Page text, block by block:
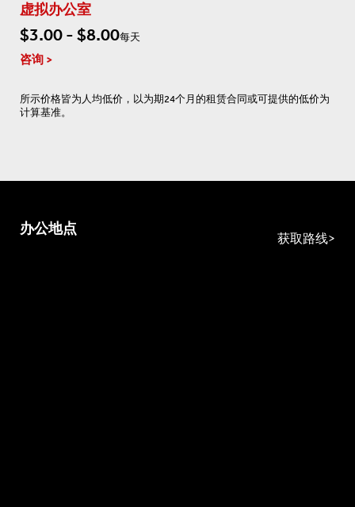
虚拟办公室
$3.00 - $8.00每天
咨询
所示价格皆为人均低价，以为期24个月的租赁合同或可提供的低价为
计算基准。
办公地点
获取路线